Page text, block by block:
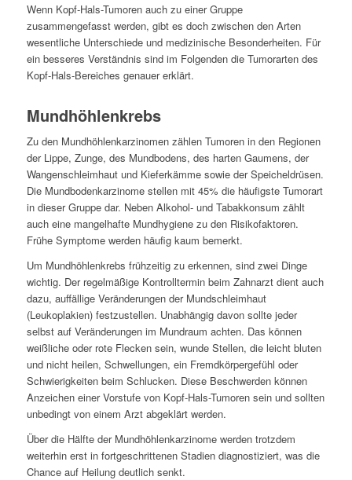
Wenn Kopf-Hals-Tumoren auch zu einer Gruppe
zusammengefasst werden, gibt es doch zwischen den Arten
wesentliche Unterschiede und medizinische Besonderheiten. Für
ein besseres Verständnis sind im Folgenden die Tumorarten des
Kopf-Hals-Bereiches genauer erklärt.
Mundhöhlenkrebs
Zu den Mundhöhlenkarzinomen zählen Tumoren in den Regionen
der Lippe, Zunge, des Mundbodens, des harten Gaumens, der
Wangenschleimhaut und Kieferkämme sowie der Speicheldrüsen.
Die Mundbodenkarzinome stellen mit 45% die häufigste Tumorart
in dieser Gruppe dar. Neben Alkohol- und Tabakkonsum zählt
auch eine mangelhafte Mundhygiene zu den Risikofaktoren.
Frühe Symptome werden häufig kaum bemerkt.
Um Mundhöhlenkrebs frühzeitig zu erkennen, sind zwei Dinge
wichtig. Der regelmäßige Kontrolltermin beim Zahnarzt dient auch
dazu, auffällige Veränderungen der Mundschleimhaut
(Leukoplakien) festzustellen. Unabhängig davon sollte jeder
selbst auf Veränderungen im Mundraum achten. Das können
weißliche oder rote Flecken sein, wunde Stellen, die leicht bluten
und nicht heilen, Schwellungen, ein Fremdkörpergefühl oder
Schwierigkeiten beim Schlucken. Diese Beschwerden können
Anzeichen einer Vorstufe von Kopf-Hals-Tumoren sein und sollten
unbedingt von einem Arzt abgeklärt werden.
Über die Hälfte der Mundhöhlenkarzinome werden trotzdem
weiterhin erst in fortgeschrittenen Stadien diagnostiziert, was die
Chance auf Heilung deutlich senkt.